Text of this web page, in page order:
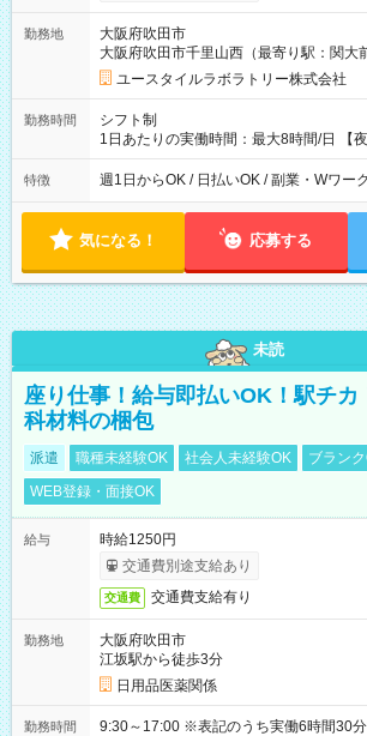
月 ※ 雇用形態と給与に、本採用時と異な
用形態：本採用時と同じです。 給与：時
勤務地
大阪府吹田市
大阪府吹田市千里山西（最寄り駅：関大
ユースタイルラボラトリー株式会社
勤務時間
シフト制
1日あたりの実働時間：最大8時間/日 【
00 ※週1日～OK ／ 夜勤専従 ＊＊ 勤務時間例 ＊＊ ■22時か
ら翌7時 ■23時から翌8時 ■24時から翌9時 など ※
ます。 ※曜日固定（毎週同じ曜日での勤
特徴 週1日からOK / 日払いOK / 副業・Wワー
気になる！ 応募する
未読
座り仕事！給与即払いOK！駅チカ
科材料の梱包
派遣 職種未経験OK 社会人未経験OK
ブラン
WEB登録・面接OK
給与
時給1250円
交通費別途支給あり
交通費 交通費支給有り
勤務地
大阪府吹田市
江坂駅から徒歩3分
日用品医薬関係
勤務時間 9:30～17:00 ※表記のうち実働6時間30